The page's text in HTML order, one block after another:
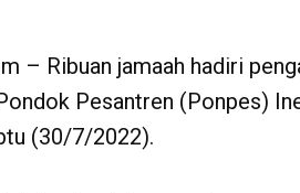
– Ribuan jamaah hadiri
Pesantren (Ponpes)
(30/7/2022).